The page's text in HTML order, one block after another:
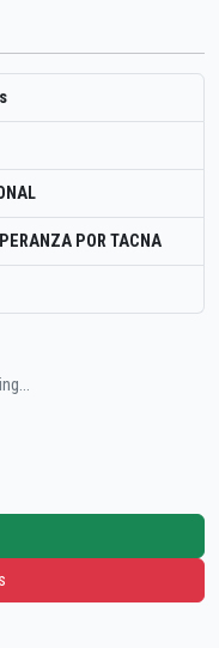
POR TACNA